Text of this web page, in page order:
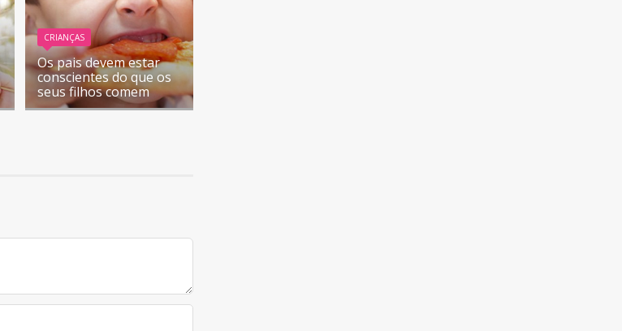
CRIANÇAS
Os pais devem estar
conscientes do que os
seus filhos comem